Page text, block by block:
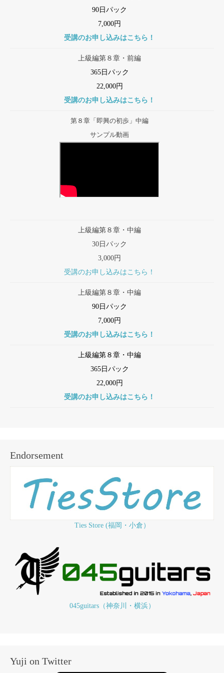
90日パック
7,000円
受講のお申し込みはこちら！
上級編第８章・前編
365日パック
22,000円
受講のお申し込みはこちら！
第８章「即興の初歩」中編
サンプル動画
上級編第８章・中編
30日パック
3,000円
受講のお申し込みはこちら！
上級編第８章・中編
90日パック
7,000円
受講のお申し込みはこちら！
上級編第８章・中編
365日パック
22,000円
受講のお申し込みはこちら！
Endorsement
Ties Store (福岡・小倉）
045guitars（神奈川・横浜）
Yuji on Twitter